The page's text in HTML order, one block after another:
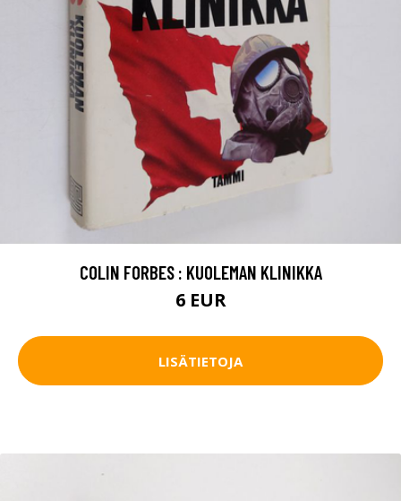
COLIN FORBES : KUOLEMAN KLINIKKA
6 EUR
LISÄTIETOJA